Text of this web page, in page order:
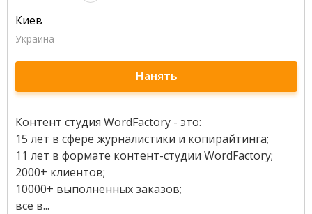
Киев
Украина
Нанять
Контент студия WordFactory - это:
15 лет в сфере журналистики и копирайтинга;
11 лет в формате контент-студии WordFactory;
2000+ клиентов;
10000+ выполненных заказов;
все в...